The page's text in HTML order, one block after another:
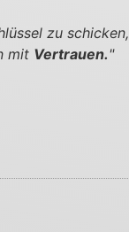
zu schicken,
mit Vertrauen."